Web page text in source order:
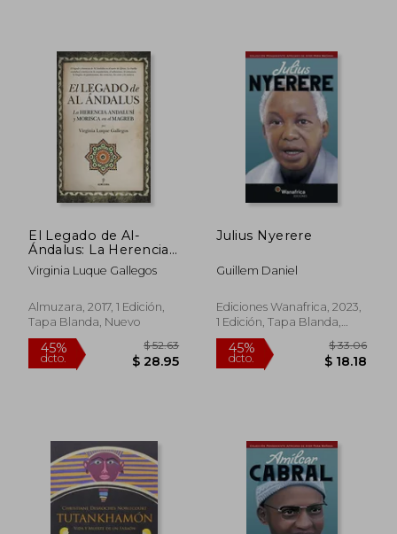
45%
dcto. $ 34.73
45%
dcto.
El Legado de Al-
Ándalus: La Herencia
Andalusí y Morisca en
el Magreb
Virginia Luque Gallegos
Almuzara, 2017, 1 Edición,
Tapa Blanda, Nuevo
45%
dcto. $ 28.95
Julius Nyerere
Guillem Daniel
Ediciones Wanafrica, 2023,
1 Edición, Tapa Blanda,
Nuevo
45%
dcto.